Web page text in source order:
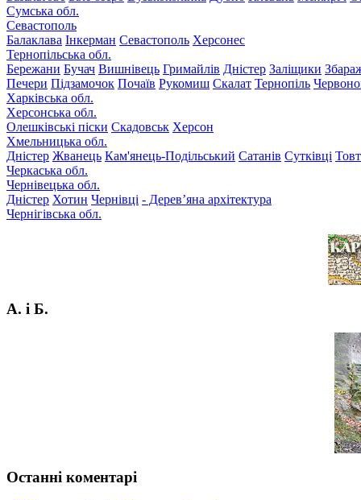
Сумська обл.
Севастополь
Балаклава Інкерман Севастополь Херсонес
Тернопільська обл.
Бережани Бучач Вишнівець Гримайлів Дністер Заліщики
Печери Підзамочок Почаїв Рукомиш Скалат Тернопіль
Харківська обл.
Херсонська обл.
Олешківські піски Скадовськ Херсон
Хмельницька обл.
Дністер Жванець Кам'янець-Подільський Сатанів Сутківці
Черкаська обл.
Чернівецька обл.
Дністер Хотин Чернівці - Дерев’яна архітектура
Чернігівська обл.
А. і Б.
Останні коментарі